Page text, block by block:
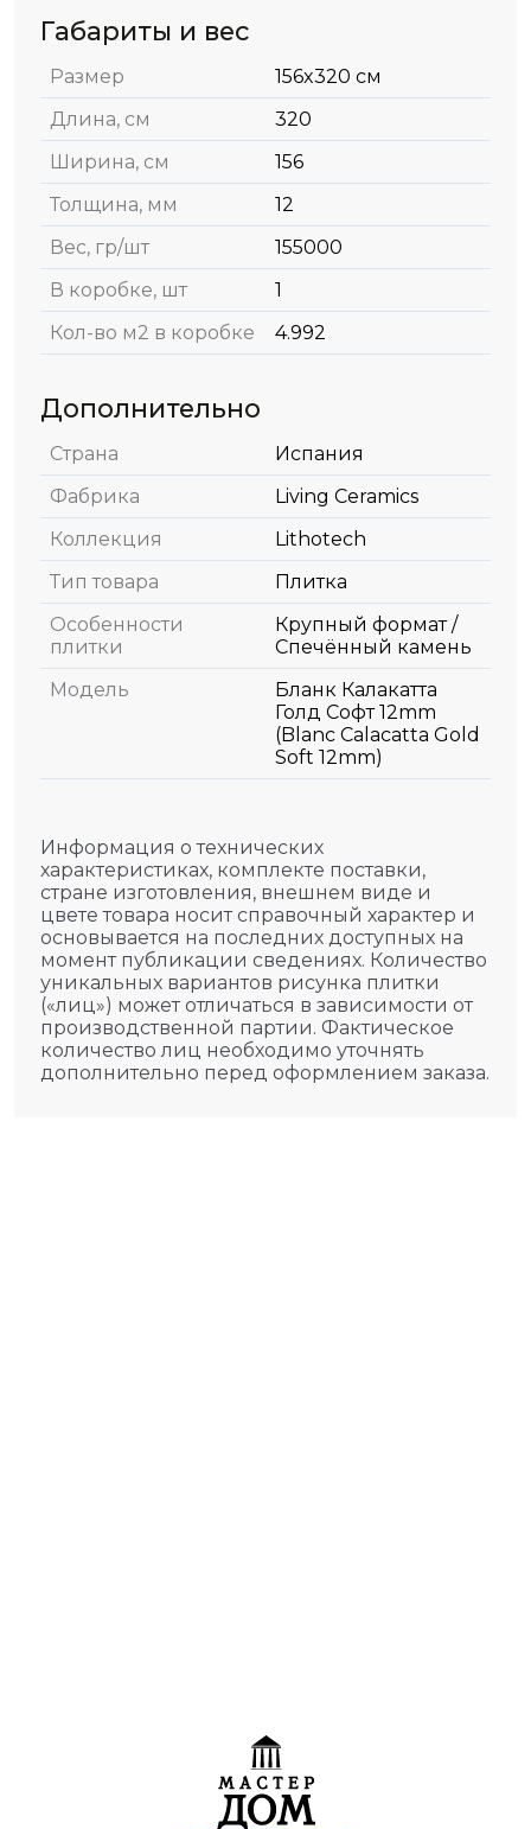
Габариты и вес
Размер
156x320 см
Длина, см
320
Ширина, см
156
Толщина, мм
12
Вес, гр/шт
155000
В коробке, шт
1
Кол-во м2 в коробке
4.992
Дополнительно
Страна
Испания
Фабрика
Living Ceramics
Коллекция
Lithotech
Тип товара
Плитка
Особенности
плитки
Крупный формат /
Спечённый камень
Модель
Бланк Калакатта
Голд Софт 12mm
(Blanc Calacatta Gold
Soft 12mm)
Информация о технических
характеристиках, комплекте поставки,
стране изготовления, внешнем виде и
цвете товара носит справочный характер и
основывается на последних доступных на
момент публикации сведениях. Количество
уникальных вариантов рисунка плитки
(«лиц») может отличаться в зависимости от
производственной партии. Фактическое
количество лиц необходимо уточнять
дополнительно перед оформлением заказа.